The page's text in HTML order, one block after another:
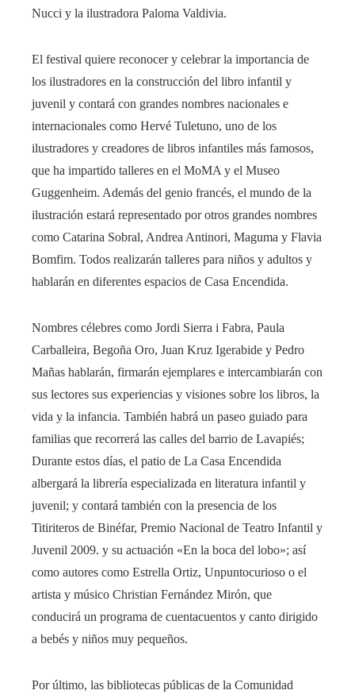
Nucci y la ilustradora Paloma Valdivia.
El festival quiere reconocer y celebrar la importancia de
los ilustradores en la construcción del libro infantil y
juvenil y contará con grandes nombres nacionales e
internacionales como Hervé Tuletuno, uno de los
ilustradores y creadores de libros infantiles más famosos,
que ha impartido talleres en el MoMA y el Museo
Guggenheim. Además del genio francés, el mundo de la
ilustración estará representado por otros grandes nombres
como Catarina Sobral, Andrea Antinori, Maguma y Flavia
Bomfim. Todos realizarán talleres para niños y adultos y
hablarán en diferentes espacios de Casa Encendida.
Nombres célebres como Jordi Sierra i Fabra, Paula
Carballeira, Begoña Oro, Juan Kruz Igerabide y Pedro
Mañas hablarán, firmarán ejemplares e intercambiarán con
sus lectores sus experiencias y visiones sobre los libros, la
vida y la infancia. También habrá un paseo guiado para
familias que recorrerá las calles del barrio de Lavapiés;
Durante estos días, el patio de La Casa Encendida
albergará la librería especializada en literatura infantil y
juvenil; y contará también con la presencia de los
Titiriteros de Binéfar, Premio Nacional de Teatro Infantil y
Juvenil 2009. y su actuación «En la boca del lobo»; así
como autores como Estrella Ortiz, Unpuntocurioso o el
artista y músico Christian Fernández Mirón, que
conducirá un programa de cuentacuentos y canto dirigido
a bebés y niños muy pequeños.
Por último, las bibliotecas públicas de la Comunidad